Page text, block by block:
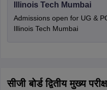
Illinois Tech Mumbai
Admissions open for UG &
Illinois Tech Mumbai
सीजी बोर्ड द्वितीय मुख्य